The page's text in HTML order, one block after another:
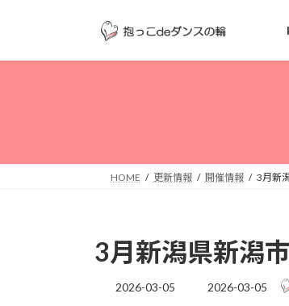
ッ
移
HOME 更新情報 開催情報 3月新
3月新潟県新潟市
2026-03-05
最
2026-03-05